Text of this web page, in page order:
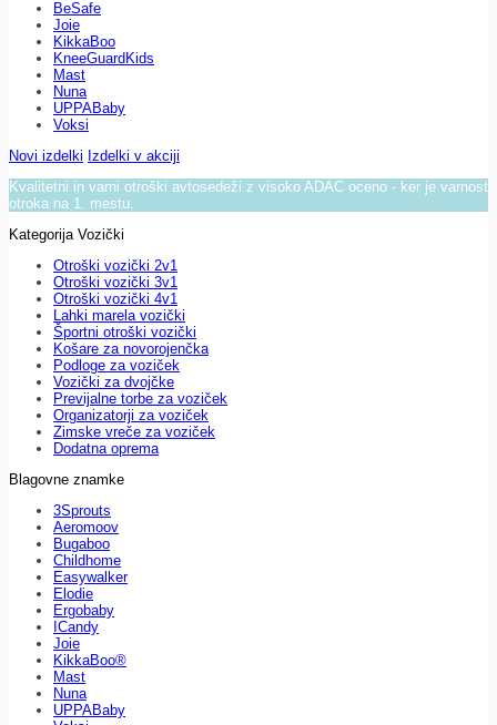
BeSafe
Joie
KikkaBoo
KneeGuardKids
Mast
Nuna
UPPABaby
Voksi
Novi izdelki Izdelki v akciji
Kvalitetni in varni otroški avtosedeži z visoko ADAC oceno - ker je varnost
otroka na 1. mestu.
Kategorija Vozički
Otroški vozički 2v1
Otroški vozički 3v1
Otroški vozički 4v1
Lahki marela vozički
Športni otroški vozički
Košare za novorojenčka
Podloge za voziček
Vozički za dvojčke
Previjalne torbe za voziček
Organizatorji za voziček
Zimske vreče za voziček
Dodatna oprema
Blagovne znamke
3Sprouts
Aeromoov
Bugaboo
Childhome
Easywalker
Elodie
Ergobaby
ICandy
Joie
KikkaBoo®
Mast
Nuna
UPPABaby